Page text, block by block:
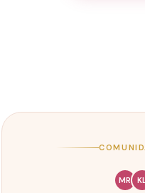
MR KL